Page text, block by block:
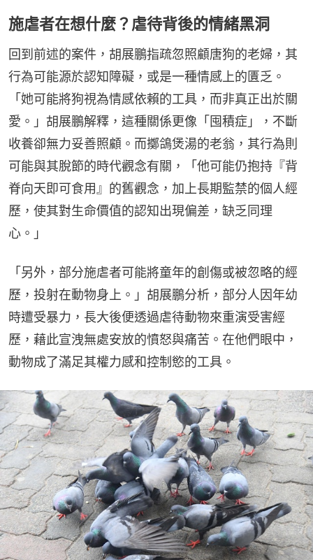
施虐者在想什麼？虐待背後的情緒黑洞
回到前述的案件，胡展鵬指疏忽照顧唐狗的老婦，其
行為可能源於認知障礙，或是一種情感上的匱乏。
「她可能將狗視為情感依賴的工具，而非真正出於關
愛。」胡展鵬解釋，這種關係更像「囤積症」，不斷
收養卻無力妥善照顧。而擲鴿煲湯的老翁，其行為則
可能與其脫節的時代觀念有關，「他可能仍抱持『背
脊向天即可食用』的舊觀念，加上長期監禁的個人經
歷，使其對生命價值的認知出現偏差，缺乏同理
心。」
「另外，部分施虐者可能將童年的創傷或被忽略的經
歷，投射在動物身上。」胡展鵬分析，部分人因年幼
時遭受暴力，長大後便透過虐待動物來重演受害經
歷，藉此宣洩無處安放的憤怒與痛苦。在他們眼中，
動物成了滿足其權力感和控制慾的工具。